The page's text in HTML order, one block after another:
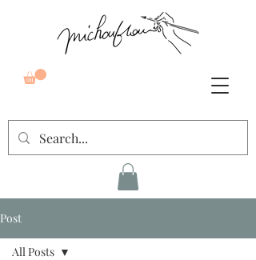
Post
All Posts